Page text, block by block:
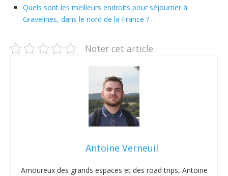
Quels sont les meilleurs endroits pour séjourner à
Gravelines, dans le nord de la France ?
Noter cet article
Antoine Verneuil
Amoureux des grands espaces et des road trips, Antoine